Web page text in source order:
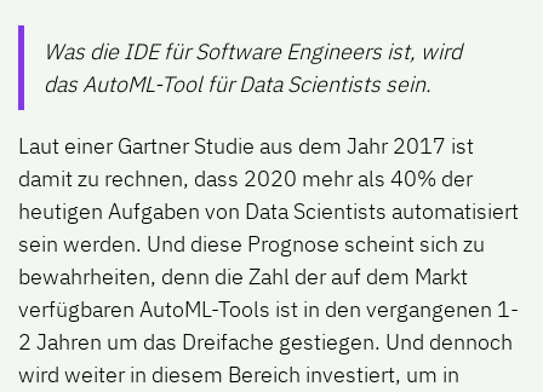
Was die IDE für Software Engineers ist, wird
das AutoML-Tool für Data Scientists sein.
Laut einer Gartner Studie aus dem Jahr 2017 ist
damit zu rechnen, dass 2020 mehr als 40% der
heutigen Aufgaben von Data Scientists automatisiert
sein werden. Und diese Prognose scheint sich zu
bewahrheiten, denn die Zahl der auf dem Markt
verfügbaren AutoML-Tools ist in den vergangenen 1-
2 Jahren um das Dreifache gestiegen. Und dennoch
wird weiter in diesem Bereich investiert, um in